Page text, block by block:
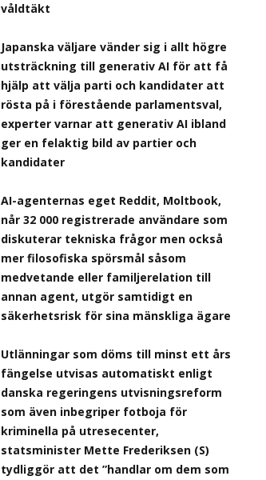
våldtäkt
Japanska väljare vänder sig i allt högre
utsträckning till generativ AI för att få
hjälp att välja parti och kandidater att
rösta på i förestående parlamentsval,
experter varnar att generativ AI ibland
ger en felaktig bild av partier och
kandidater
AI-agenternas eget Reddit, Moltbook,
når 32 000 registrerade användare som
diskuterar tekniska frågor men också
mer filosofiska spörsmål såsom
medvetande eller familjerelation till
annan agent, utgör samtidigt en
säkerhetsrisk för sina mänskliga ägare
Utlänningar som döms till minst ett års
fängelse utvisas automatiskt enligt
danska regeringens utvisningsreform
som även inbegriper fotboja för
kriminella på utresecenter,
statsminister Mette Frederiksen (S)
tydliggör att det ”handlar om dem som